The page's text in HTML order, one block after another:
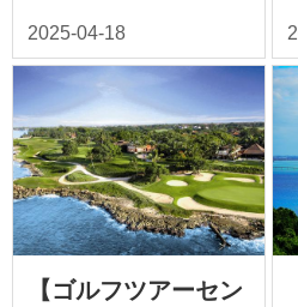
【ゴルフツアーセン